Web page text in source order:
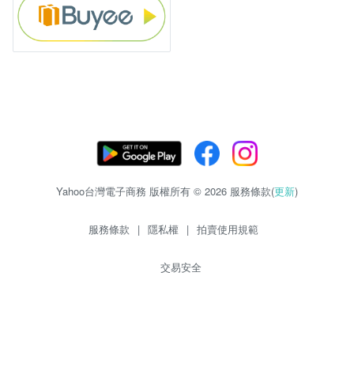
Yahoo台灣電子商務 版權所有 © 2026 服務條款(更新)
服務條款 | 隱私權 | 拍賣使用規範
交易安全